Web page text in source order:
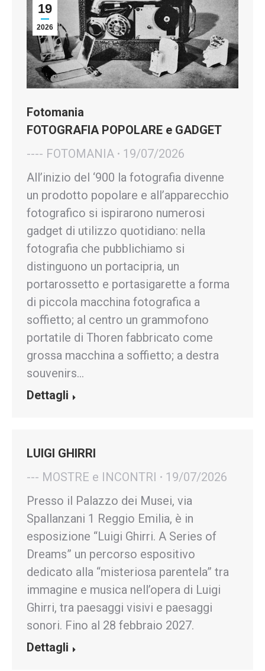
19
2026
Fotomania
FOTOGRAFIA POPOLARE e GADGET
---- FOTOMANIA
19/07/2026
All’inizio del ‘900 la fotografia divenne
un prodotto popolare e all’apparecchio
fotografico si ispirarono numerosi
gadget di utilizzo quotidiano: nella
fotografia che pubblichiamo si
distinguono un portacipria, un
portarossetto e portasigarette a forma
di piccola macchina fotografica a
soffietto; al centro un grammofono
portatile di Thoren fabbricato come
grossa macchina a soffietto; a destra
souvenirs…
Dettagli
LUIGI GHIRRI
--- MOSTRE e INCONTRI
19/07/2026
Presso il Palazzo dei Musei, via
Spallanzani 1 Reggio Emilia, è in
esposizione “Luigi Ghirri. A Series of
Dreams” un percorso espositivo
dedicato alla “misteriosa parentela” tra
immagine e musica nell’opera di Luigi
Ghirri, tra paesaggi visivi e paesaggi
sonori. Fino al 28 febbraio 2027.
Dettagli